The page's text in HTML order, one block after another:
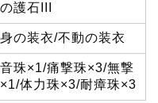
護石III
の装衣/不動の装衣
音珠×1/痛撃珠×3/無撃
体力珠×3/耐瘴珠×3